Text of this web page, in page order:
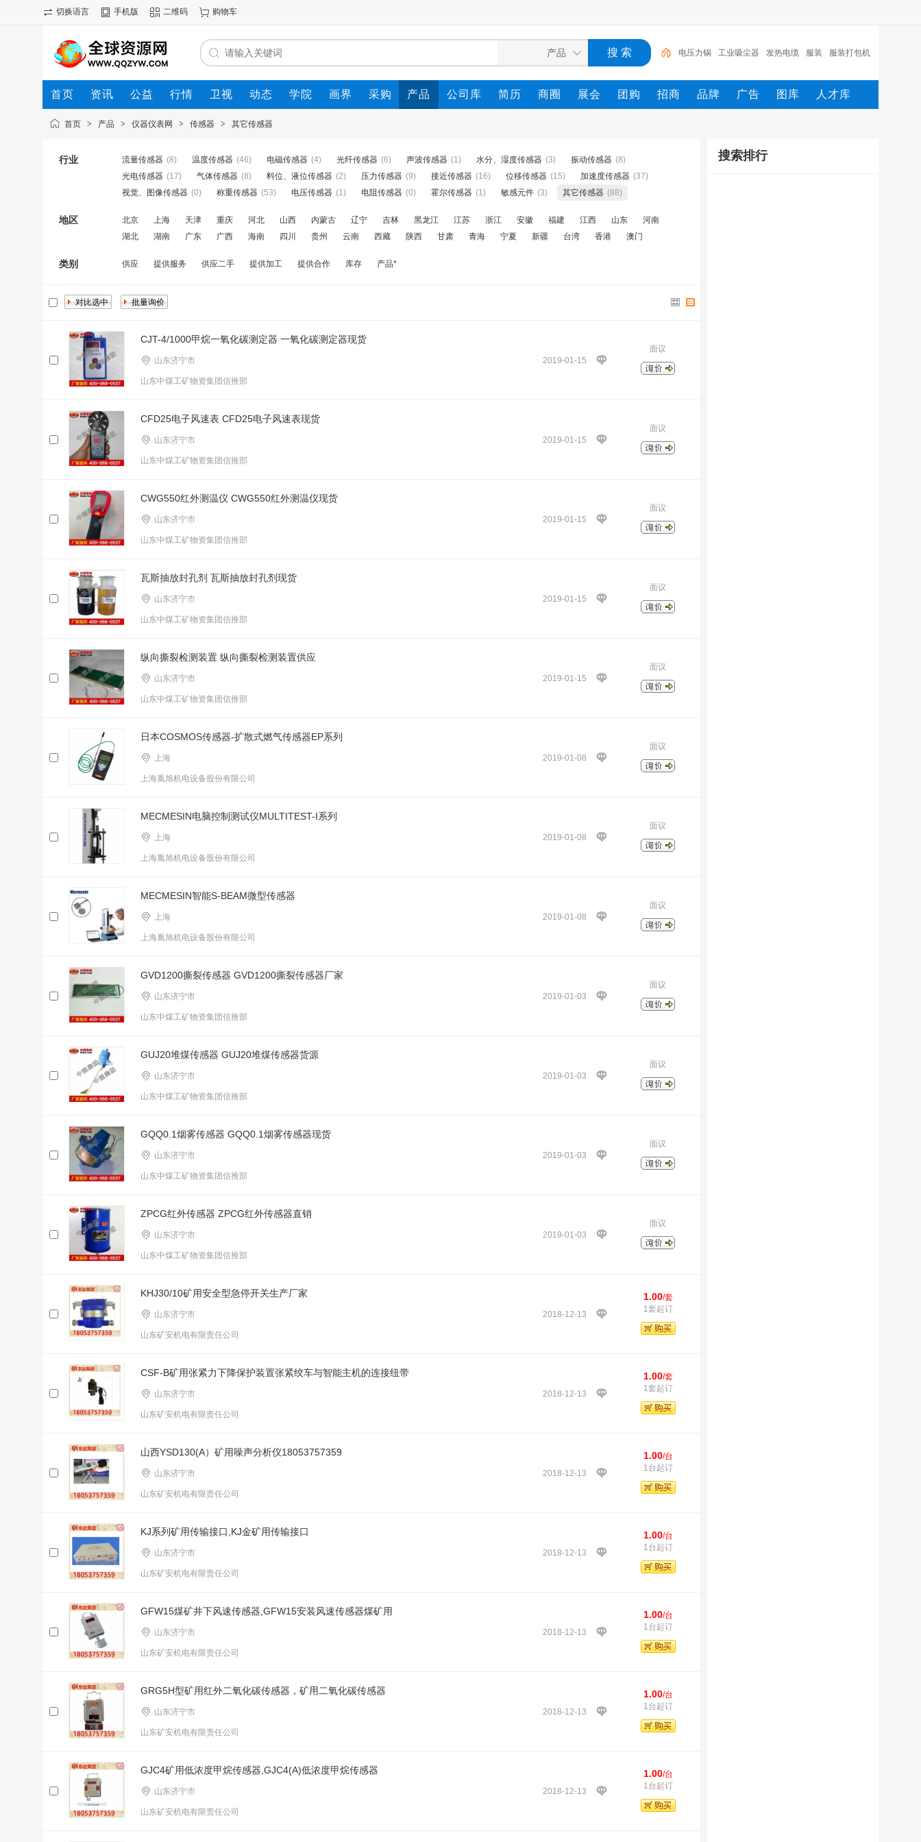
切换语言 手机版 二维码 购物车
电压力锅 工业吸尘器 发热电缆 服装 服装打包机
服务/ 工具 家用电器 电焊机 服务
首页 资讯 公益 行情 卫视 动态 学院 画界 采购 产品 公司库 简历 商圈 展会 团购 招商 品牌 广告 图库 人才库
首页 > 产品 > 仪器仪表网 > 传感器 > 其它传感器
行业 流量传感器 (8) 温度传感器 (46) 电磁传感器 (4) 光纤传感器 (6) 声波传感器 (1) 水分、湿度传感器 (3) 振动传感器 (8)
光电传感器 (17) 气体传感器 (8) 料位、液位传感器 (2) 压力传感器 (9) 接近传感器 (16) 位移传感器 (15) 加速度传感器 (37)
视觉、图像传感器 (0) 称重传感器 (53) 电压传感器 (1) 电阻传感器 (0) 霍尔传感器 (1) 敏感元件 (3) 其它传感器 (88)
地区 北京 上海 天津 重庆 河北 山西 内蒙古 辽宁 吉林 黑龙江 江苏 浙江 安徽 福建 江西 山东
河南
湖北
湖南 广东 广西 海南 四川 贵州 云南 西藏 陕西 甘肃 青海 宁夏 新疆 台湾 香港 澳门
类别 供应 提供服务 供应二手 提供加工 提供合作 库存 产品*
CJT-4/1000甲烷一氧化碳测定器 一氧化碳测定器现货
2019-01-15
山东济宁市
山东中煤工矿物资集团信推部
面议
CFD25电子风速表 CFD25电子风速表现货
2019-01-15
山东济宁市
山东中煤工矿物资集团信推部
面议
CWG550红外测温仪 CWG550红外测温仪现货
2019-01-15
山东济宁市
山东中煤工矿物资集团信推部
面议
瓦斯抽放封孔剂 瓦斯抽放封孔剂现货
2019-01-15
山东济宁市
山东中煤工矿物资集团信推部
面议
纵向撕裂检测装置 纵向撕裂检测装置供应
2019-01-15
山东济宁市
山东中煤工矿物资集团信推部
面议
日本COSMOS传感器-扩散式燃气传感器EP系列
2019-01-08
上海
上海胤旭机电设备股份有限公司
面议
MECMESIN电脑控制测试仪MULTITEST-I系列
2019-01-08
上海
上海胤旭机电设备股份有限公司
面议
MECMESIN智能S-BEAM微型传感器
2019-01-08
上海
上海胤旭机电设备股份有限公司
面议
GVD1200撕裂传感器 GVD1200撕裂传感器厂家
2019-01-03
山东济宁市
山东中煤工矿物资集团信推部
面议
GUJ20堆煤传感器 GUJ20堆煤传感器货源
2019-01-03
山东济宁市
山东中煤工矿物资集团信推部
面议
GQQ0.1烟雾传感器 GQQ0.1烟雾传感器现货
2019-01-03
山东济宁市
山东中煤工矿物资集团信推部
面议
ZPCG红外传感器 ZPCG红外传感器直销
2019-01-03
山东济宁市
山东中煤工矿物资集团信推部
面议
KHJ30/10矿用安全型急停开关生产厂家
2018-12-13
山东济宁市
山东矿安机电有限责任公司
1.00/套
1套起订
CSF-B矿用张紧力下降保护装置张紧绞车与智能主机的连接纽带
2018-12-13
山东济宁市
山东矿安机电有限责任公司
1.00/套
1套起订
山西YSD130(A）矿用噪声分析仪18053757359
2018-12-13
山东济宁市
山东矿安机电有限责任公司
1.00/台
1台起订
KJ系列矿用传输接口,KJ金矿用传输接口
2018-12-13
山东济宁市
山东矿安机电有限责任公司
1.00/台
1台起订
GFW15煤矿井下风速传感器,GFW15安装风速传感器煤矿用
2018-12-13
山东济宁市
山东矿安机电有限责任公司
1.00/台
1台起订
GRG5H型矿用红外二氧化碳传感器，矿用二氧化碳传感器
2018-12-13
山东济宁市
山东矿安机电有限责任公司
1.00/台
1台起订
GJC4矿用低浓度甲烷传感器,GJC4(A)低浓度甲烷传感器
2018-12-13
山东济宁市
山东矿安机电有限责任公司
1.00/台
1台起订
搜索排行